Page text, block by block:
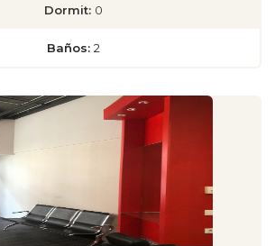
Dormit: 0
Baños: 2